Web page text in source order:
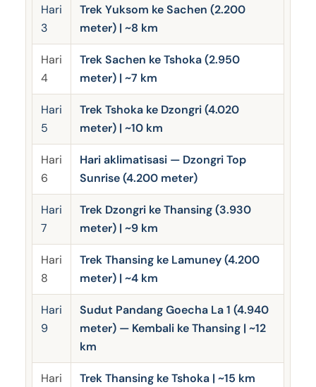
Hari
3
Trek Yuksom ke Sachen (2.200
meter) | ~8 km
Hari
4
Trek Sachen ke Tshoka (2.950
meter) | ~7 km
Hari
5
Trek Tshoka ke Dzongri (4.020
meter) | ~10 km
Hari
6
Hari aklimatisasi — Dzongri Top
Sunrise (4.200 meter)
Hari
7
Trek Dzongri ke Thansing (3.930
meter) | ~9 km
Hari
8
Trek Thansing ke Lamuney (4.200
meter) | ~4 km
Hari
9
Sudut Pandang Goecha La 1 (4.940
meter) — Kembali ke Thansing | ~12
km
Hari
Trek Thansing ke Tshoka | ~15 km